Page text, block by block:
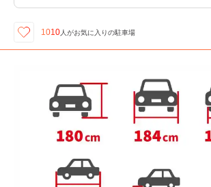
1010 人がお気に入りの駐車場